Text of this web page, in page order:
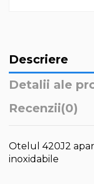
Descriere
Detalii ale
Recenzii(0)
Otelul 420J2
inoxidabile